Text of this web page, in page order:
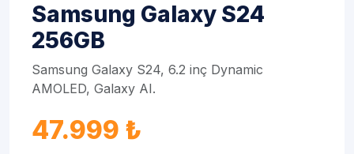
Samsung Galaxy S24
256GB
Samsung Galaxy S24, 6.2 inç Dynamic
AMOLED, Galaxy AI.
47.999 ₺